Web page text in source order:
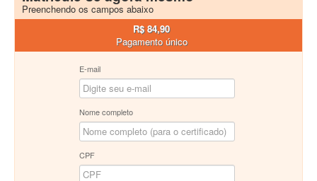
Preenchendo os campos abaixo
R$ 84,90
Pagamento único
E-mail
Nome completo
CPF